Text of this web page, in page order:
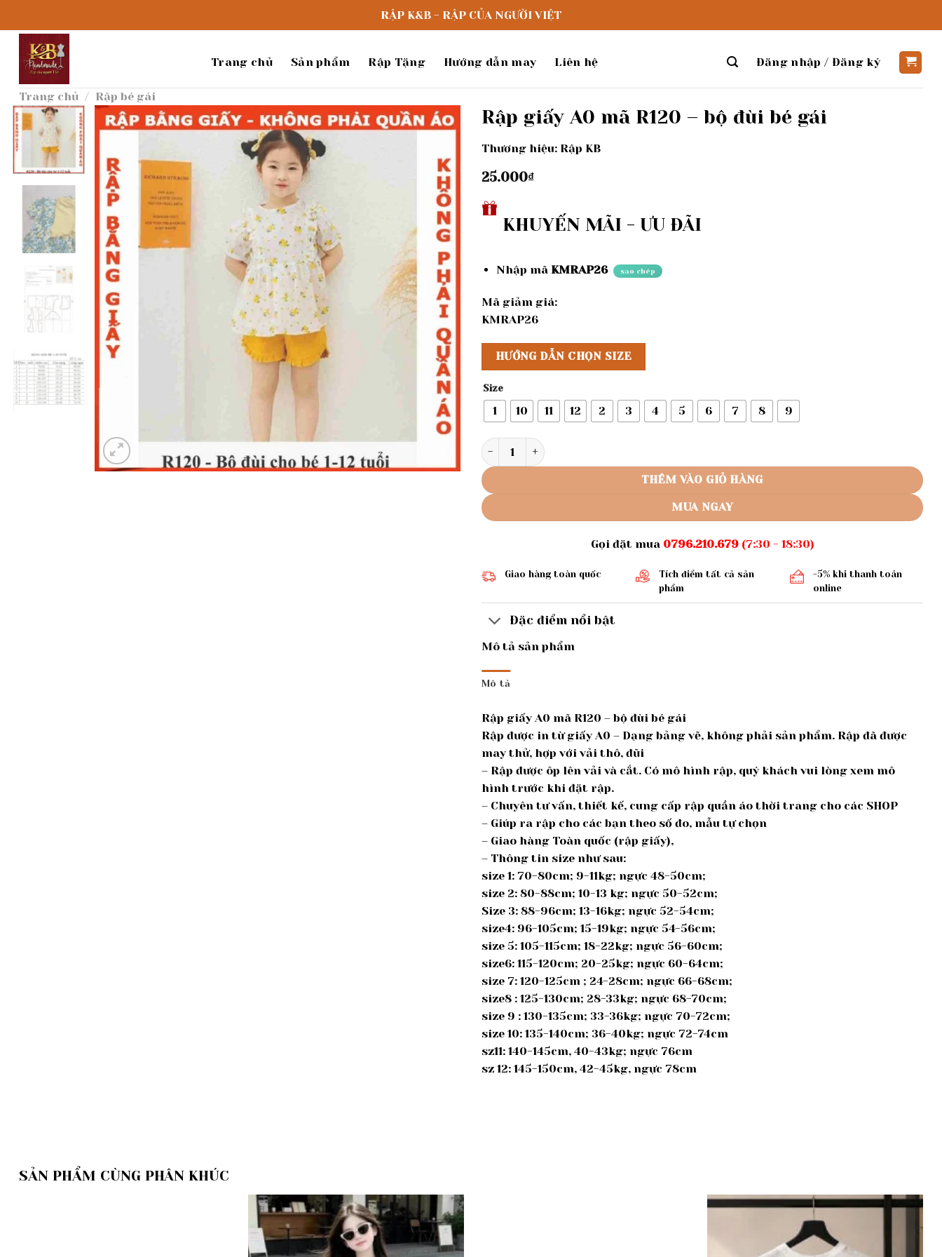
dung
RẬP K&B - RẬP CỦA NGƯỜI VIỆT
Trang chủ Sản phẩm Rập Tặng Hướng dẫn may Liên hệ Đăng nhập / Đăng ký
Trang chủ / Rập bé gái
wishlist
Rập giấy A0 mã R120 – bộ đùi bé gái
Thương hiệu: Rập KB
25.000₫
KHUYẾN MÃI - ƯU ĐÃI
Nhập mã KMRAP26 sao chép
Mã giảm giá:
KMRAP26
HƯỚNG DẪN CHỌN SIZE
Size
1 10 11 12 2 3 4 5 6 7 8 9
Rập giấy A0 mã R120 - bộ đùi bé gái số lượng
THÊM VÀO GIỎ HÀNG
MUA NGAY
Gọi đặt mua 0796.210.679(7:30 - 18:30)
Giao hàng toàn quốc
Tích điểm tất cả sản
phẩm
-5% khi thanh toán
online
Đặc điểm nổi bật
Mô tả sản phẩm
Mô tả
Rập giấy A0 mã R120 – bộ đùi bé gái
Rập được in từ giấy A0 – Dạng bảng vẽ, không phải sản phẩm. Rập đã được
may thử, hợp với vải thô, đũi
– Rập được ôp lên vải và cắt. Có mô hình rập, quý khách vui lòng xem mô
hình trước khi đặt rập.
– Chuyên tư vấn, thiết kế, cung cấp rập quần áo thời trang cho các SHOP
– Giúp ra rập cho các bạn theo số đo, mẫu tự chọn
– Giao hàng Toàn quốc (rập giấy),
– Thông tin size như sau:
size 1: 70-80cm; 9-11kg; ngực 48-50cm;
size 2: 80-88cm; 10-13 kg; ngực 50-52cm;
Size 3: 88-96cm; 13-16kg; ngực 52-54cm;
size4: 96-105cm; 15-19kg; ngực 54-56cm;
size 5: 105-115cm; 18-22kg; ngực 56-60cm;
size6: 115-120cm; 20-25kg; ngực 60-64cm;
size 7: 120-125cm ; 24-28cm; ngực 66-68cm;
size8 : 125-130cm; 28-33kg; ngực 68-70cm;
size 9 : 130-135cm; 33-36kg; ngực 70-72cm;
size 10: 135-140cm; 36-40kg; ngực 72-74cm
sz11: 140-145cm, 40-43kg; ngực 76cm
sz 12: 145-150cm, 42-45kg, ngực 78cm
SẢN PHẨM CÙNG PHÂN KHÚC
Add to
wishlist